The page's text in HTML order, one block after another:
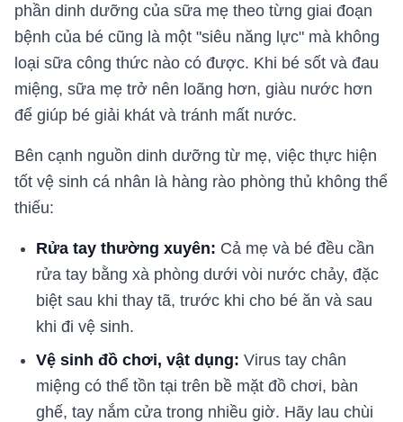
phần dinh dưỡng của sữa mẹ theo từng giai đoạn
bệnh của bé cũng là một "siêu năng lực" mà không
loại sữa công thức nào có được. Khi bé sốt và đau
miệng, sữa mẹ trở nên loãng hơn, giàu nước hơn
để giúp bé giải khát và tránh mất nước.
Bên cạnh nguồn dinh dưỡng từ mẹ, việc thực hiện
tốt vệ sinh cá nhân là hàng rào phòng thủ không thể
thiếu:
Rửa tay thường xuyên: Cả mẹ và bé đều cần
rửa tay bằng xà phòng dưới vòi nước chảy, đặc
biệt sau khi thay tã, trước khi cho bé ăn và sau
khi đi vệ sinh.
Vệ sinh đồ chơi, vật dụng: Virus tay chân
miệng có thể tồn tại trên bề mặt đồ chơi, bàn
ghế, tay nắm cửa trong nhiều giờ. Hãy lau chùi